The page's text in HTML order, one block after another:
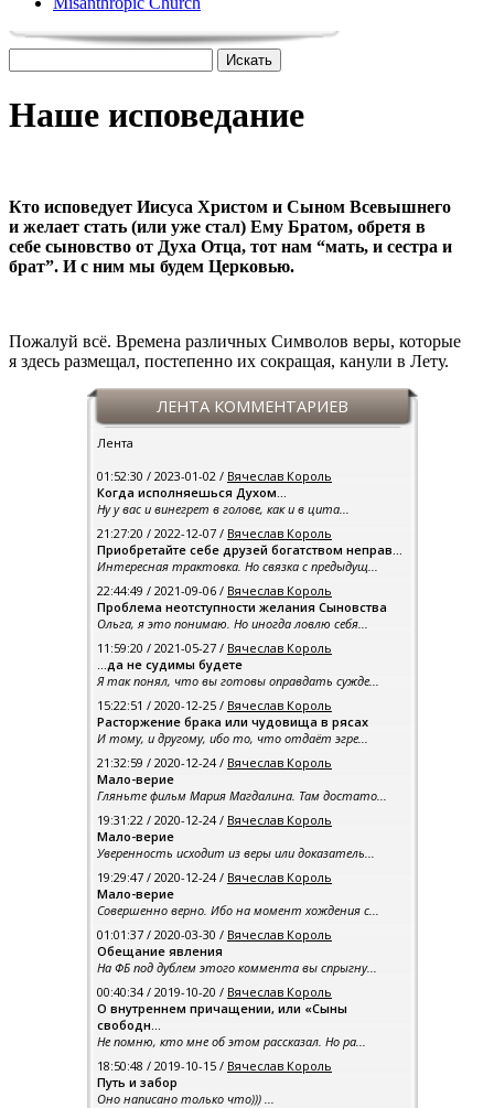
Наше исповедание
Кто исповедует Иисуса Христом и Сыном Всевышнего
и желает стать (или уже стал) Ему Братом, обретя в
себе сыновство от Духа Отца, тот нам “мать, и сестра и
брат”. И с ним мы будем Церковью.
Пожалуй всё. Времена различных Символов веры, которые
я здесь размещал, постепенно их сокращая, канули в Лету.
ЛЕНТА КОММЕНТАРИЕВ
Лента
01:52:30 / 2023-01-02 / Вячеслав Король
Когда исполняешься Духом…
Ну у вас и винегрет в голове, как и в цита...
21:27:20 / 2022-12-07 / Вячеслав Король
Приобретайте себе друзей богатством неправ...
Интересная трактовка. Но связка с предыдущ...
22:44:49 / 2021-09-06 / Вячеслав Король
Проблема неотступности желания Сыновства
Ольга, я это понимаю. Но иногда ловлю себя...
11:59:20 / 2021-05-27 / Вячеслав Король
…да не судимы будете
Я так понял, что вы готовы оправдать сужде...
15:22:51 / 2020-12-25 / Вячеслав Король
Расторжение брака или чудовища в рясах
И тому, и другому, ибо то, что отдаёт эгре...
21:32:59 / 2020-12-24 / Вячеслав Король
Мало-верие
Гляньте фильм Мария Магдалина. Там достато...
19:31:22 / 2020-12-24 / Вячеслав Король
Мало-верие
Уверенность исходит из веры или доказатель...
19:29:47 / 2020-12-24 / Вячеслав Король
Мало-верие
Совершенно верно. Ибо на момент хождения с...
01:01:37 / 2020-03-30 / Вячеслав Король
Обещание явления
На ФБ под дублем этого коммента вы спрыгну...
00:40:34 / 2019-10-20 / Вячеслав Король
О внутреннем причащении, или «Сыны
свободн...
Не помню, кто мне об этом рассказал. Но ра...
18:50:48 / 2019-10-15 / Вячеслав Король
Путь и забор
Оно написано только что))) ...